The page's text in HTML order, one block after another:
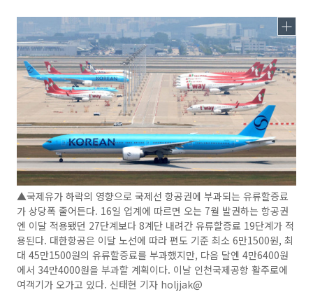
▲국제유가 하락의 영향으로 국제선 항공권에 부과되는 유류할증료
가 상당폭 줄어든다. 16일 업계에 따르면 오는 7월 발권하는 항공권
엔 이달 적용됐던 27단계보다 8계단 내려간 유류할증료 19단계가 적
용된다. 대한항공은 이달 노선에 따라 편도 기준 최소 6만1500원, 최
대 45만1500원의 유류할증료를 부과했지만, 다음 달엔 4만6400원
에서 34만4000원을 부과할 계획이다. 이날 인천국제공항 활주로에
여객기가 오가고 있다. 신태현 기자 holjjak@